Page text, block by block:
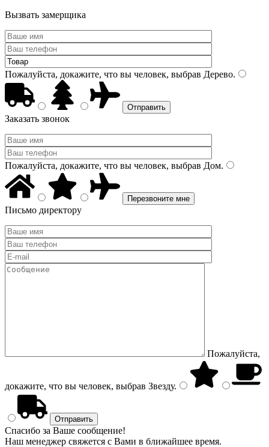
Вызвать замерщика
Пожалуйста, докажите, что вы человек, выбрав Дерево.
Заказать звонок
Пожалуйста, докажите, что вы человек, выбрав Дом.
Письмо директору
Пожалуйста,
докажите, что вы человек, выбрав Звезду.
Спасибо за Ваше сообщение!
Наш менеджер свяжется с Вами в ближайшее время.